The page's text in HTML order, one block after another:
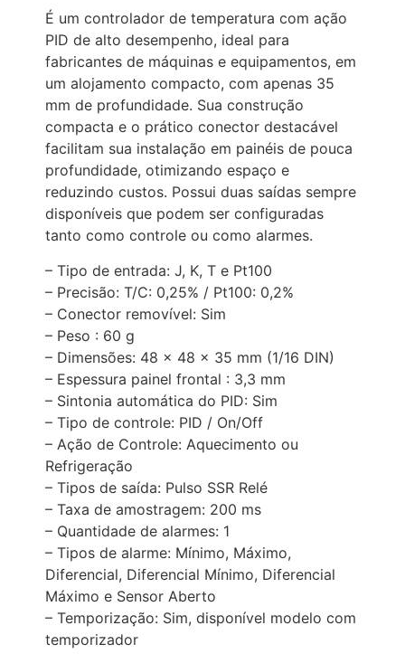
É um controlador de temperatura com ação
PID de alto desempenho, ideal para
fabricantes de máquinas e equipamentos, em
um alojamento compacto, com apenas 35
mm de profundidade. Sua construção
compacta e o prático conector destacável
facilitam sua instalação em painéis de pouca
profundidade, otimizando espaço e
reduzindo custos. Possui duas saídas sempre
disponíveis que podem ser configuradas
tanto como controle ou como alarmes.
– Tipo de entrada: J, K, T e Pt100
– Precisão: T/C: 0,25% / Pt100: 0,2%
– Conector removível: Sim
– Peso : 60 g
– Dimensões: 48 x 48 x 35 mm (1/16 DIN)
– Espessura painel frontal : 3,3 mm
– Sintonia automática do PID: Sim
– Tipo de controle: PID / On/Off
– Ação de Controle: Aquecimento ou
Refrigeração
– Tipos de saída: Pulso SSR Relé
– Taxa de amostragem: 200 ms
– Quantidade de alarmes: 1
– Tipos de alarme: Mínimo, Máximo,
Diferencial, Diferencial Mínimo, Diferencial
Máximo e Sensor Aberto
– Temporização: Sim, disponível modelo com
temporizador